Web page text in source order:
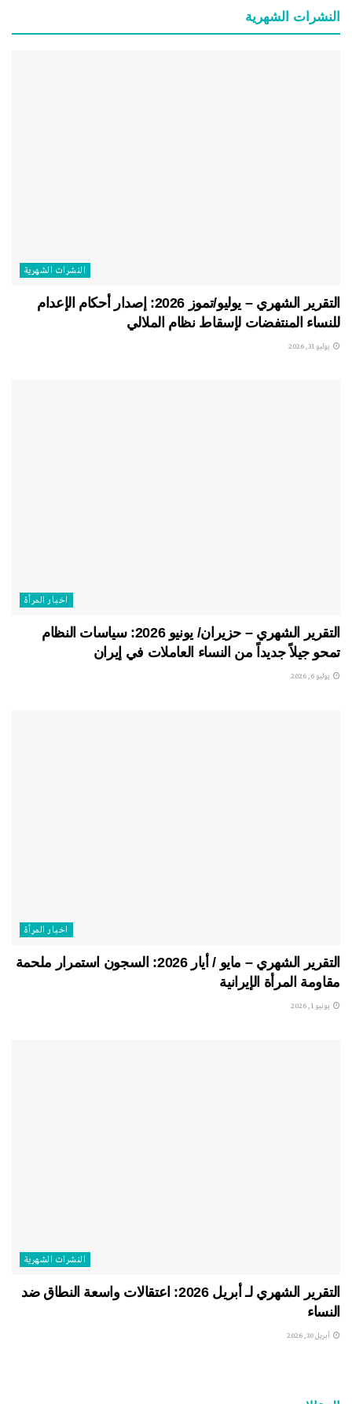
النشرات الشهریة
النشرات الشهریة
التقرير الشهري – يوليو/تموز 2026: إصدار أحكام الإعدام
للنساء المنتفضات لإسقاط نظام الملالي
يوليو 31, 2026
اخبار المرأة
التقرير الشهري – حزيران/ يونيو 2026: سياسات النظام
تمحو جيلاً جديداً من النساء العاملات في إيران
يوليو 6, 2026
اخبار المرأة
التقرير الشهري – مايو / أيار 2026: السجون استمرار ملحمة
مقاومة المرأة الإيرانية
يونيو 1, 2026
النشرات الشهریة
التقرير الشهري لـ أبريل 2026: اعتقالات واسعة النطاق ضد
النساء
أبريل 30, 2026